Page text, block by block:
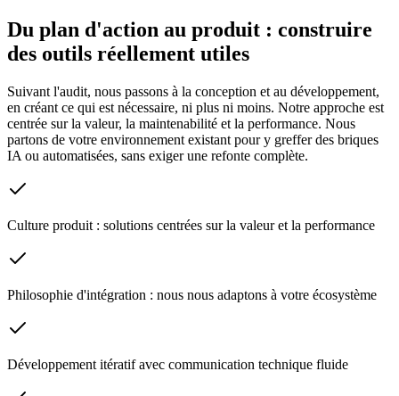
Du plan d'action au produit : construire
des outils réellement utiles
Suivant l'audit, nous passons à la conception et au développement,
en créant ce qui est nécessaire, ni plus ni moins. Notre approche est
centrée sur la valeur, la maintenabilité et la performance. Nous
partons de votre environnement existant pour y greffer des briques
IA ou automatisées, sans exiger une refonte complète.
Culture produit : solutions centrées sur la valeur et la performance
Philosophie d'intégration : nous nous adaptons à votre écosystème
Développement itératif avec communication technique fluide